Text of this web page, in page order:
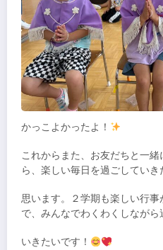
かっこよかったよ！
これからまた、お友だちと一
ら、楽しい毎日を過ごしていき
思います。２学期も楽しい行
で、みんなでわくわくしながら
いきたいです！